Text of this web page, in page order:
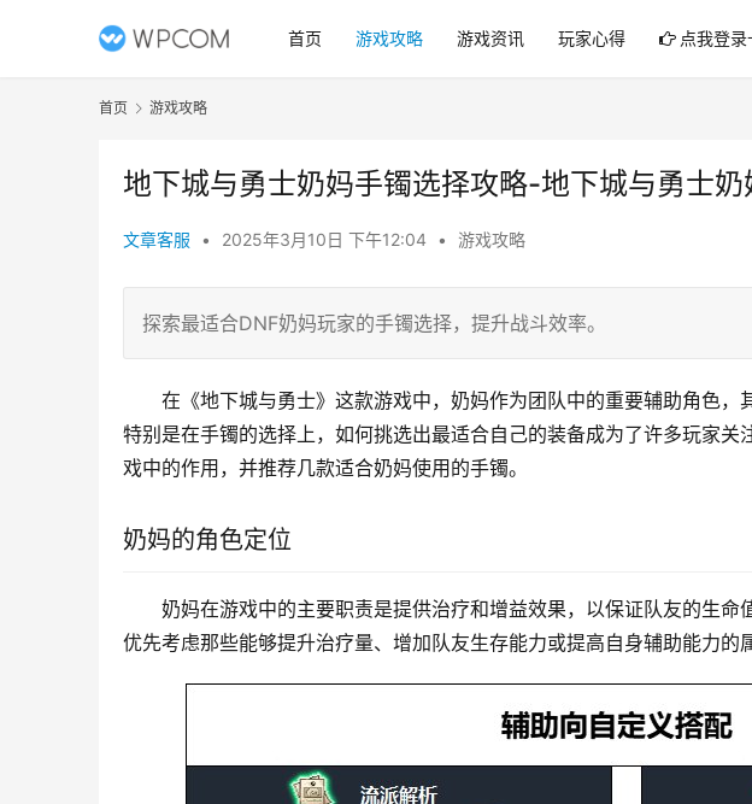
首页 游戏攻略 游戏资讯 玩家心得 点我登录
首页 游戏攻略
地下城与勇士奶妈手镯选择攻略-地下城与勇士
文章客服 • 2025年3月10日 下午12:04 • 游戏攻略
探索最适合DNF奶妈玩家的手镯选择，提升战斗效率。
在《地下城与勇士》这款游戏中，奶妈作为团队中的重要辅助角色
特别是在手镯的选择上，如何挑选出最适合自己的装备成为了许多玩家
戏中的作用，并推荐几款适合奶妈使用的手镯。
奶妈的角色定位
奶妈在游戏中的主要职责是提供治疗和增益效果，以保证队友的生
优先考虑那些能够提升治疗量、增加队友生存能力或提高自身辅助能力的